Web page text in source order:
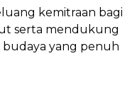
kemitraan bagi
serta mendukung
budaya yang penuh